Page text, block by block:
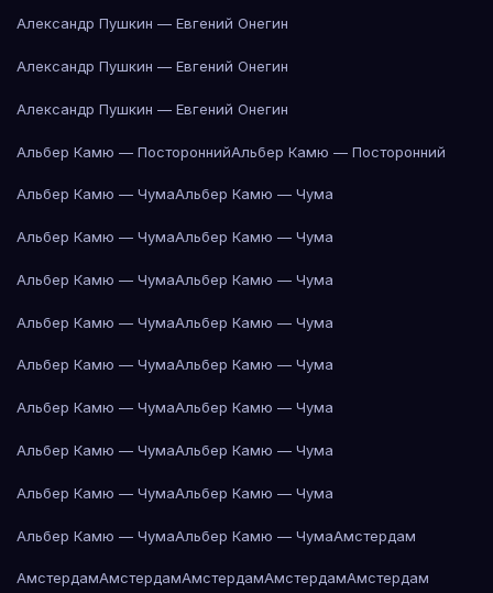
Александр Пушкин — Евгений Онегин
Александр Пушкин — Евгений Онегин
Александр Пушкин — Евгений Онегин
Альбер Камю — ПостороннийАльбер Камю — Посторонний
Альбер Камю — ЧумаАльбер Камю — Чума
Альбер Камю — ЧумаАльбер Камю — Чума
Альбер Камю — ЧумаАльбер Камю — Чума
Альбер Камю — ЧумаАльбер Камю — Чума
Альбер Камю — ЧумаАльбер Камю — Чума
Альбер Камю — ЧумаАльбер Камю — Чума
Альбер Камю — ЧумаАльбер Камю — Чума
Альбер Камю — ЧумаАльбер Камю — Чума
Альбер Камю — ЧумаАльбер Камю — ЧумаАмстердам
АмстердамАмстердамАмстердамАмстердамАмстердам